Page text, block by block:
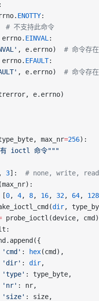
ENOTTY:
# 不支持此命令
errno. EINVAL :
, e.errno) # 命令存
errno. EFAULT:
, e.errno) # 命令存
e.errno)
max_nr=256):
ioctl 命令"""
, 3]: # none, write,
(max_nr):
[0, 4, 8, 16, 32, 64, 128
dir,
probe_ioctl(device, cmd)
: hex(cmd),
: dir,
: type_byte,
: nr,
: size,